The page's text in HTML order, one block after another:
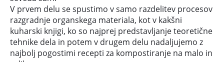
V prvem delu se spustimo v samo razdelitev procesov
razgradnje organskega materiala, kot v kakšni
kuharski knjigi, ko so najprej predstavljanje teoretične
tehnike dela in potem v drugem delu nadaljujemo z
najbolj pogostimi recepti za kompostiranje na malo in